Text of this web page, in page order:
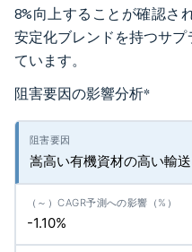
8%向上することが確認さ
安定化ブレンドを持つサ
ています。
阻害要因の影響分析*
嵩高い有機資材の高い輸
-1.10%